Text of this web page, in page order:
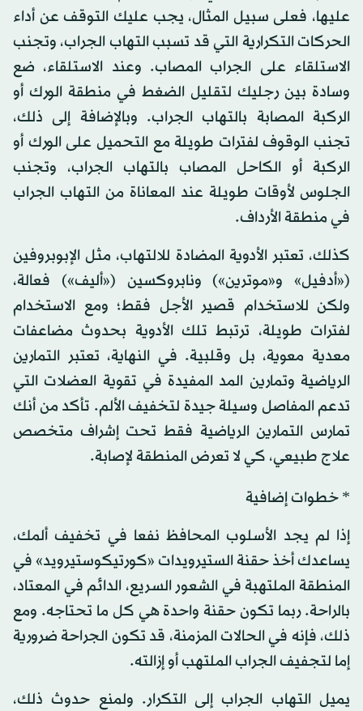
عليها، فعلى سبيل المثال، يجب عليك التوقف عن أداء
الحركات التكرارية التي قد تسبب التهاب الجراب، وتجنب
الاستلقاء على الجراب المصاب. وعند الاستلقاء، ضع
وسادة بين رجليك لتقليل الضغط في منطقة الورك أو
الركبة المصابة بالتهاب الجراب. وبالإضافة إلى ذلك،
تجنب الوقوف لفترات طويلة مع التحميل على الورك أو
الركبة أو الكاحل المصاب بالتهاب الجراب، وتجنب
الجلوس لأوقات طويلة عند المعاناة من التهاب الجراب
في منطقة الأرداف.
كذلك، تعتبر الأدوية المضادة للالتهاب، مثل الإبوبروفين
(«أدفيل» و«موترين») ونابروكسين («أليف») فعالة،
ولكن للاستخدام قصير الأجل فقط؛ ومع الاستخدام
لفترات طويلة، ترتبط تلك الأدوية بحدوث مضاعفات
معدية معوية، بل وقلبية. في النهاية، تعتبر التمارين
الرياضية وتمارين المد المفيدة في تقوية العضلات التي
تدعم المفاصل وسيلة جيدة لتخفيف الألم. تأكد من أنك
تمارس التمارين الرياضية فقط تحت إشراف متخصص
علاج طبيعي، كي لا تعرض المنطقة لإصابة.
* خطوات إضافية
إذا لم يجد الأسلوب المحافظ نفعا في تخفيف ألمك،
يساعدك أخذ حقنة الستيرويدات «كورتيكوستيرويد» في
المنطقة الملتهبة في الشعور السريع، الدائم في المعتاد،
بالراحة. ربما تكون حقنة واحدة هي كل ما تحتاجه. ومع
ذلك، فإنه في الحالات المزمنة، قد تكون الجراحة ضرورية
إما لتجفيف الجراب الملتهب أو إزالته.
يميل التهاب الجراب إلى التكرار. ولمنع حدوث ذلك،